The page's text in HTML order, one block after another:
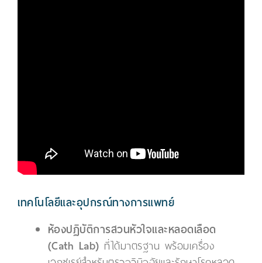
เทคโนโลยีและอุปกรณ์ทางการแพทย์
ห้องปฏิบัติการสวนหัวใจและหลอดเลือด
(Cath Lab) ที่ได้มาตรฐาน พร้อมเครื่อง